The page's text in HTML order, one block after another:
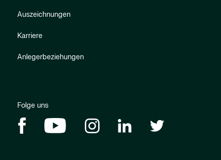
Auszeichnungen
Karriere
Anlegerbeziehungen
Folge uns